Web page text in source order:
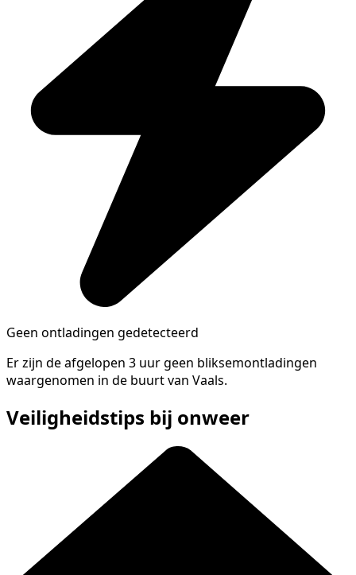
Geen ontladingen gedetecteerd
Er zijn de afgelopen 3 uur geen bliksemontladingen
waargenomen in de buurt van Vaals.
Veiligheidstips bij onweer